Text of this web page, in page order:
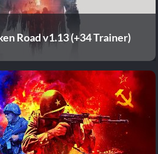
Road v1.13 (+34 Trainer)